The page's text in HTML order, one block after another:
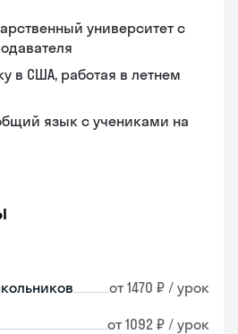
университет с
в США, работая в летнем
язык с учениками на
от 1470 ₽ / урок
от 1092 ₽ / урок